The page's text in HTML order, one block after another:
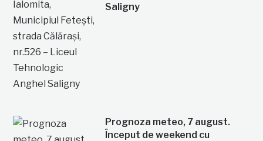
Saligny
Prognoza meteo, 7 august.
Început de weekend cu